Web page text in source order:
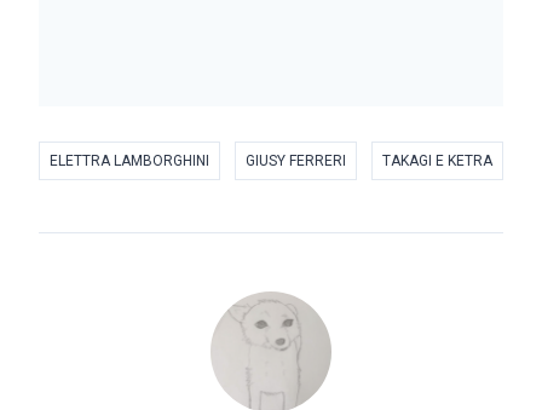
ELETTRA LAMBORGHINI GIUSY FERRERI TAKAGI E KETRA